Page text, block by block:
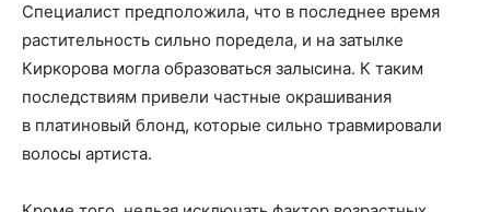
Специалист предположила, что в последнее время
растительность сильно поредела, и на затылке
Киркорова могла образоваться залысина. К таким
последствиям привели частные окрашивания
в платиновый блонд, которые сильно травмировали
волосы артиста.